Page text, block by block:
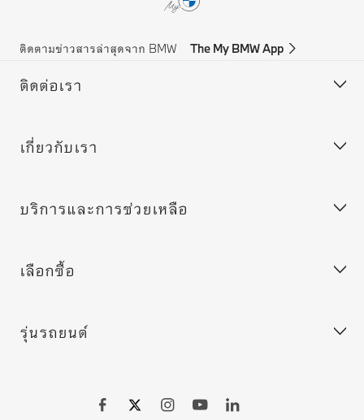
ติดตามข่าวสารล่าสุดจาก BMW The My BMW App
ติดต่อเรา
ฝ่ายบริการลูกค้า
ขอข้อเสนอ
ค้นหาตัวแทนจำหน่าย
เกี่ยวกับเรา
ร่วมงานกับเรา
BMW Group
บริการและการช่วยเหลือ
MY BMW App
BMW Warranty
เลือกซื้อ
ประกอบรถ BMW
รุ่นรถยนต์